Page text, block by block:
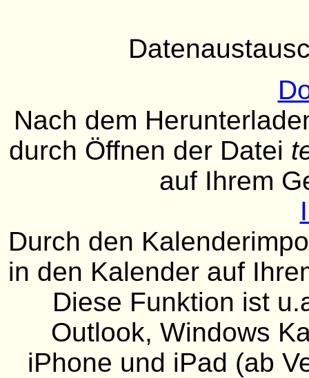
Nach dem
durch Öffnen der Datei
auf Ihrem
Durch den
in den Kalender auf
Diese Funktion ist
Outlook, Windows
iPhone und iPad (ab